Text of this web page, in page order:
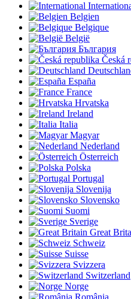
Belgien
Belgique
België
България
Česká
España
France
Hrvatska
Ireland
Italia
Magyar
Nederland
Österreich
Polska
Portugal
Slovenija
Slovensko
Suomi
Sverige
Great
Schweiz
Suisse
Svizzera
Switzerland
Norge
România